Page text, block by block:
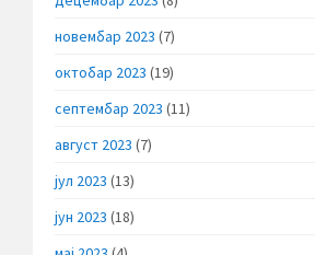
новембар 2023 (7)
октобар 2023 (19)
септембар 2023 (11)
август 2023 (7)
јул 2023 (13)
јун 2023 (18)